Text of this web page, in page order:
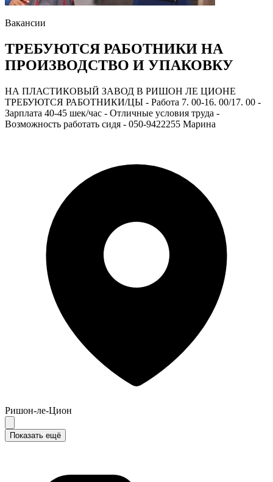
Вакансии
ТРЕБУЮТСЯ РАБОТНИКИ НА
ПРОИЗВОДСТВО И УПАКОВКУ
НА ПЛАСТИКОВЫЙ ЗАВОД В РИШОН ЛЕ ЦИОНЕ
ТРЕБУЮТСЯ РАБОТНИКИ/ЦЫ - Работа 7. 00-16. 00/17. 00 -
Зарплата 40-45 шек/час - Отличные условия труда -
Возможность работать сидя - 050-9422255 Марина
Ришон-ле-Цион
Показать ещё